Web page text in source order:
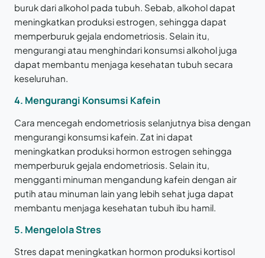
buruk dari alkohol pada tubuh. Sebab, alkohol dapat
meningkatkan produksi estrogen, sehingga dapat
memperburuk gejala endometriosis. Selain itu,
mengurangi atau menghindari konsumsi alkohol juga
dapat membantu menjaga kesehatan tubuh secara
keseluruhan.
4. Mengurangi Konsumsi Kafein
Cara mencegah endometriosis selanjutnya bisa dengan
mengurangi konsumsi kafein. Zat ini dapat
meningkatkan produksi hormon estrogen sehingga
memperburuk gejala endometriosis. Selain itu,
mengganti minuman mengandung kafein dengan air
putih atau minuman lain yang lebih sehat juga dapat
membantu menjaga kesehatan tubuh ibu hamil.
5. Mengelola Stres
Stres dapat meningkatkan hormon produksi kortisol